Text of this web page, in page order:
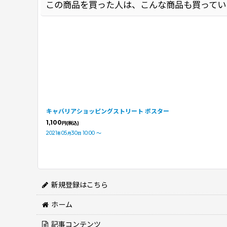
この商品を買った人は、こんな商品も買って
キャバリアショッピングストリート ポスター
1,100円(税込)
2021年05月30日 10:00 ～
新規登録はこちら
ホーム
記事コンテンツ